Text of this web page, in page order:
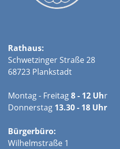
Rathaus:
Schwetzinger Straße 28
68723 Plankstadt
Montag - Freitag8 - 12 Uhr
Donnerstag 13.30 - 18 Uhr
Bürgerbüro:
Wilhelmstraße 1